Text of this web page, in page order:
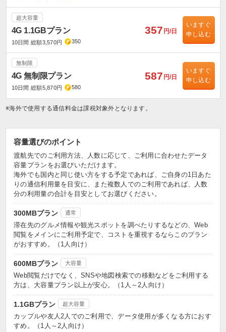
超大容量
4G 1.1GBプラン
10日間 総額3,570円 350
357 円/日
いますぐ
申し込む
無制限
4G 無制限プラン
10日間 総額5,870円 580
587 円/日
いますぐ
申し込む
※海外で使用する通信料金は課税対象外となります。
容量選びのポイント
渡航先でのご利用方法、人数に応じて、ご利用に合わせたデータ
容量プランをお選びいただけます。
海外でも国内と同じ使い方をする予定であれば、ご自身の1日あた
りの通信利用量を目安に、また複数人でのご利用であれば、人数
分の利用量の合計を目安としてお選びください。
300MBプラン 通常
滞在先のグルメ情報や観光スポットを調べたりするなどの、Web
閲覧をメインにご利用予定で、コストを重視するならこのプラン
がおすすめ。（1人向け）
600MBプラン 大容量
Web閲覧だけでなく、SNSや地図検索での移動などをご利用する
方は、大容量プラン以上が安心。（1人～2人向け）
1.1GBプラン 超大容量
カップルや友人2人でのご利用で、データ使用が多くなる方におす
すめ。（1人～2人向け）